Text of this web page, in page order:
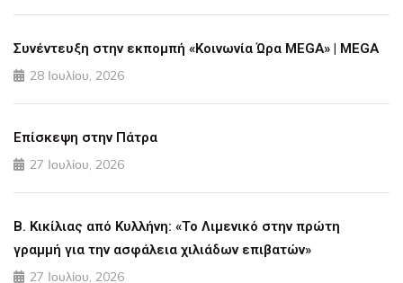
Συνέντευξη στην εκπομπή «Κοινωνία Ώρα MEGA» | MEGA
28 Ιουλίου, 2026
Επίσκεψη στην Πάτρα
27 Ιουλίου, 2026
Β. Κικίλιας από Κυλλήνη: «Το Λιμενικό στην πρώτη
γραμμή για την ασφάλεια χιλιάδων επιβατών»
27 Ιουλίου, 2026